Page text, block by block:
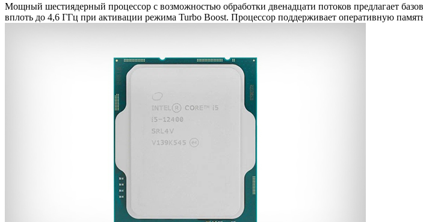
Мощный шестиядерный процессор с возможностью обработки двенадцати потоков предлагает
вплоть до 4,6 ГГц при активации режима Turbo Boost. Процессор поддерживает оперативную